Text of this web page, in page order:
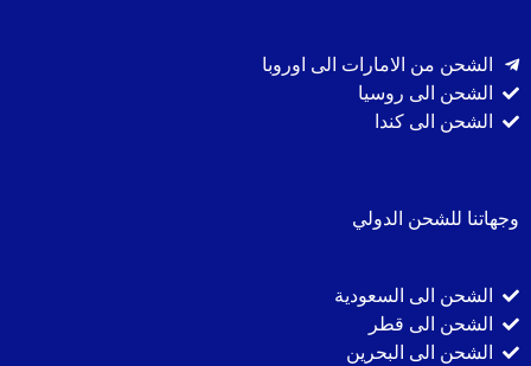
الشحن من الامارات الى اوروبا
الشحن الى روسيا
الشحن الى كندا
وجهاتنا للشحن الدولي
الشحن الى السعودية
الشحن الى قطر
الشحن الى البحرين